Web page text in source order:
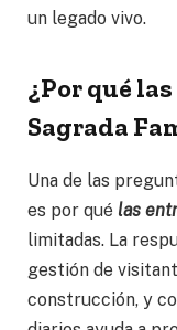
un legado vivo.
¿Por qué
Sagrada
Una de las
es por qué las
limitadas. La
gestión de
construcción, y